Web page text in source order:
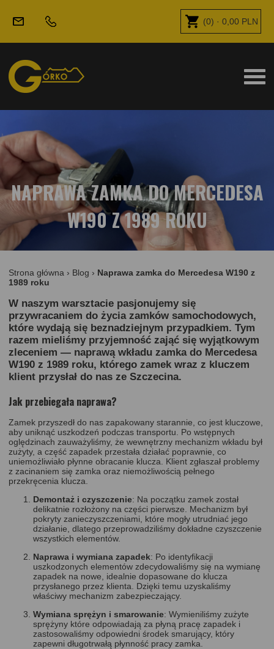
(0) · 0,00 PLN
NAPRAWA ZAMKA DO MERCEDESA
W190 Z 1989 ROKU
Strona główna › Blog › Naprawa zamka do Mercedesa W190 z
1989 roku
W naszym warsztacie pasjonujemy się
przywracaniem do życia zamków samochodowych,
które wydają się beznadziejnym przypadkiem. Tym
razem mieliśmy przyjemność zająć się wyjątkowym
zleceniem — naprawą wkładu zamka do Mercedesa
W190 z 1989 roku, którego zamek wraz z kluczem
klient przysłał do nas ze Szczecina.
Jak przebiegała naprawa?
Zamek przyszedł do nas zapakowany starannie, co jest kluczowe,
aby uniknąć uszkodzeń podczas transportu. Po wstępnych
oględzinach zauważyliśmy, że wewnętrzny mechanizm wkładu był
zużyty, a część zapadek przestała działać poprawnie, co
uniemożliwiało płynne obracanie klucza. Klient zgłaszał problemy
z zacinaniem się zamka oraz niemożliwością pełnego
przekręcenia klucza.
Demontaż i czyszczenie: Na początku zamek został
delikatnie rozłożony na części pierwsze. Mechanizm był
pokryty zanieczyszczeniami, które mogły utrudniać jego
działanie, dlatego przeprowadziliśmy dokładne czyszczenie
wszystkich elementów.
Naprawa i wymiana zapadek: Po identyfikacji
uszkodzonych elementów zdecydowaliśmy się na wymianę
zapadek na nowe, idealnie dopasowane do klucza
przysłanego przez klienta. Dzięki temu uzyskaliśmy
właściwy mechanizm zabezpieczający.
Wymiana sprężyn i smarowanie: Wymieniliśmy zużyte
sprężyny które odpowiadają za płyną pracę zapadek i
zastosowaliśmy odpowiedni środek smarujący, który
zapewni długotrwałą płynność pracy zamka.